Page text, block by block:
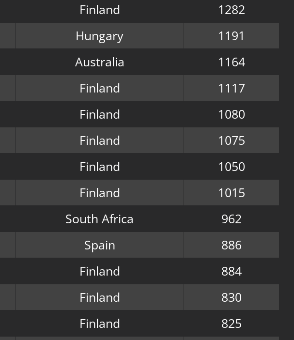
Finland
1282
Hungary
1191
Australia
1164
Finland
1117
Finland
1080
Finland
1075
Finland
1050
Finland
1015
South Africa
962
Spain
886
Finland
884
Finland
830
Finland
825